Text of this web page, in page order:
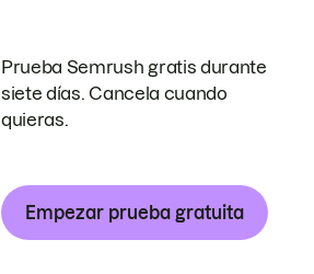
Prueba Semrush gratis durante
siete días. Cancela cuando
quieras.
Empezar prueba gratuita